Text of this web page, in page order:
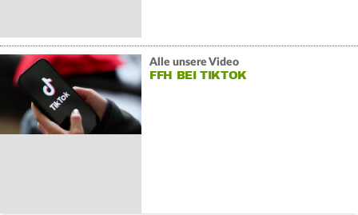
Alle unsere Video
FFH BEI TIKTOK